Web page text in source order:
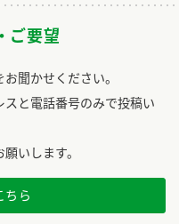
ご要望
聞かせください。
と電話番号のみで投稿い
いします。
ちら